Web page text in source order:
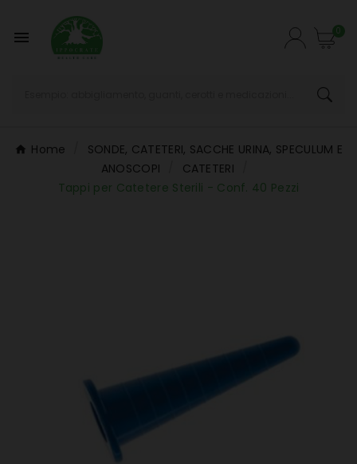
 0
Home
SONDE, CATETERI, SACCHE URINA, SPECULUM E
ANOSCOPI
CATETERI
Tappi per Catetere Sterili - Conf. 40 Pezzi